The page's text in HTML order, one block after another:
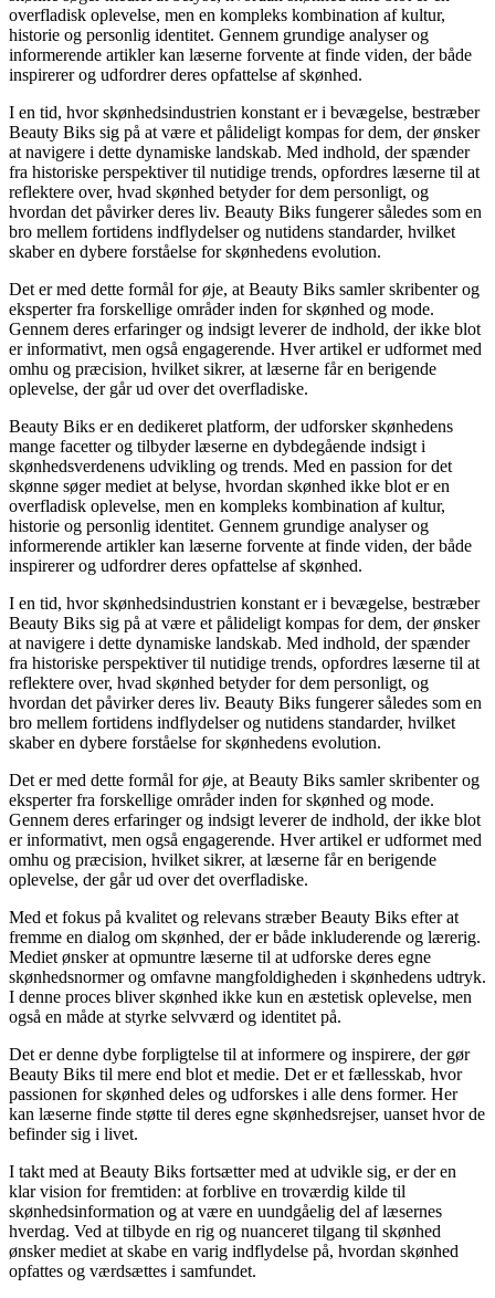
overfladisk oplevelse, men en kompleks kombination af kultur,
historie og personlig identitet. Gennem grundige analyser og
informerende artikler kan læserne forvente at finde viden, der både
inspirerer og udfordrer deres opfattelse af skønhed.
I en tid, hvor skønhedsindustrien konstant er i bevægelse, bestræber
Beauty Biks sig på at være et pålideligt kompas for dem, der ønsker
at navigere i dette dynamiske landskab. Med indhold, der spænder
fra historiske perspektiver til nutidige trends, opfordres læserne til at
reflektere over, hvad skønhed betyder for dem personligt, og
hvordan det påvirker deres liv. Beauty Biks fungerer således som en
bro mellem fortidens indflydelser og nutidens standarder, hvilket
skaber en dybere forståelse for skønhedens evolution.
Det er med dette formål for øje, at Beauty Biks samler skribenter og
eksperter fra forskellige områder inden for skønhed og mode.
Gennem deres erfaringer og indsigt leverer de indhold, der ikke blot
er informativt, men også engagerende. Hver artikel er udformet med
omhu og præcision, hvilket sikrer, at læserne får en berigende
oplevelse, der går ud over det overfladiske.
Beauty Biks er en dedikeret platform, der udforsker skønhedens
mange facetter og tilbyder læserne en dybdegående indsigt i
skønhedsverdenens udvikling og trends. Med en passion for det
skønne søger mediet at belyse, hvordan skønhed ikke blot er en
overfladisk oplevelse, men en kompleks kombination af kultur,
historie og personlig identitet. Gennem grundige analyser og
informerende artikler kan læserne forvente at finde viden, der både
inspirerer og udfordrer deres opfattelse af skønhed.
I en tid, hvor skønhedsindustrien konstant er i bevægelse, bestræber
Beauty Biks sig på at være et pålideligt kompas for dem, der ønsker
at navigere i dette dynamiske landskab. Med indhold, der spænder
fra historiske perspektiver til nutidige trends, opfordres læserne til at
reflektere over, hvad skønhed betyder for dem personligt, og
hvordan det påvirker deres liv. Beauty Biks fungerer således som en
bro mellem fortidens indflydelser og nutidens standarder, hvilket
skaber en dybere forståelse for skønhedens evolution.
Det er med dette formål for øje, at Beauty Biks samler skribenter og
eksperter fra forskellige områder inden for skønhed og mode.
Gennem deres erfaringer og indsigt leverer de indhold, der ikke blot
er informativt, men også engagerende. Hver artikel er udformet med
omhu og præcision, hvilket sikrer, at læserne får en berigende
oplevelse, der går ud over det overfladiske.
Med et fokus på kvalitet og relevans stræber Beauty Biks efter at
fremme en dialog om skønhed, der er både inkluderende og lærerig.
Mediet ønsker at opmuntre læserne til at udforske deres egne
skønhedsnormer og omfavne mangfoldigheden i skønhedens udtryk.
I denne proces bliver skønhed ikke kun en æstetisk oplevelse, men
også en måde at styrke selvværd og identitet på.
Det er denne dybe forpligtelse til at informere og inspirere, der gør
Beauty Biks til mere end blot et medie. Det er et fællesskab, hvor
passionen for skønhed deles og udforskes i alle dens former. Her
kan læserne finde støtte til deres egne skønhedsrejser, uanset hvor de
befinder sig i livet.
I takt med at Beauty Biks fortsætter med at udvikle sig, er der en
klar vision for fremtiden: at forblive en troværdig kilde til
skønhedsinformation og at være en uundgåelig del af læsernes
hverdag. Ved at tilbyde en rig og nuanceret tilgang til skønhed
ønsker mediet at skabe en varig indflydelse på, hvordan skønhed
opfattes og værdsættes i samfundet.